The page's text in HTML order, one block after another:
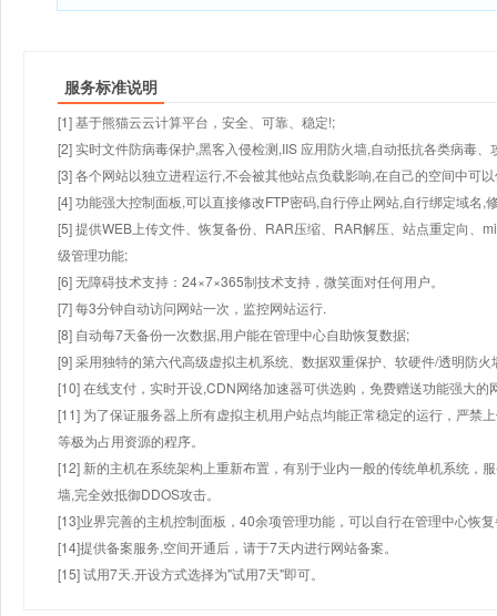
服务标准说明
[1] 基于熊猫云云计算平台，安全、可靠、稳定!;
[2] 实时文件防病毒保护,黑客入侵检测,IIS 应用防火墙,自动抵抗各类病毒、
[3] 各个网站以独立进程运行,不会被其他站点负载影响,在自己的空间中可
[4] 功能强大控制面板,可以直接修改FTP密码,自行停止网站,自行绑定域名,
[5] 提供WEB上传文件、恢复备份、RAR压缩、RAR解压、站点重定向、
级管理功能;
[6] 无障碍技术支持：24×7×365制技术支持，微笑面对任何用户。
[7] 每3分钟自动访问网站一次，监控网站运行.
[8] 自动每7天备份一次数据,用户能在管理中心自助恢复数据;
[9] 采用独特的第六代高级虚拟主机系统、数据双重保护、软硬件/透明防火
[10] 在线支付，实时开设,CDN网络加速器可供选购，免费赠送功能强大
[11] 为了保证服务器上所有虚拟主机用户站点均能正常稳定的运行，严禁
等极为占用资源的程序。
[12] 新的主机在系统架构上重新布置，有别于业内一般的传统单机系统，
墙,完全效抵御DDOS攻击。
[13]业界完善的主机控制面板，40余项管理功能，可以自行在管理中心恢
[14]提供备案服务,空间开通后，请于7天内进行网站备案。
[15] 试用7天.开设方式选择为"试用7天"即可。